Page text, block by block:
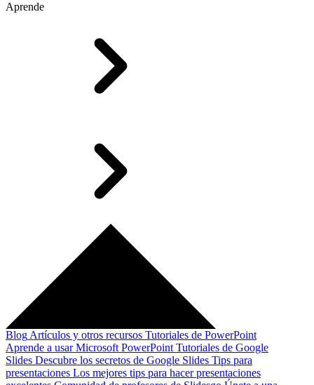
Aprende
Blog Artículos y otros recursos Tutoriales de PowerPoint
Aprende a usar Microsoft PowerPoint Tutoriales de Google
Slides Descubre los secretos de Google Slides Tips para
presentaciones Los mejores tips para hacer presentaciones